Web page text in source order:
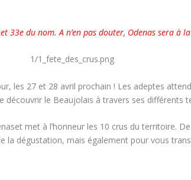
33e du nom. A n’en pas douter, Odenas sera à
les 27 et 28 avril prochain ! Les adeptes
découvrir le Beaujolais à travers ses différents
met à l’honneur les 10 crus du territoire.
la dégustation, mais également pour vous